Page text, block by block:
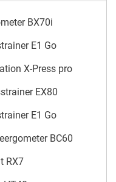
BX70i
E1 Go
X-Press pro
EX80
E1 Go
BC60
RX7